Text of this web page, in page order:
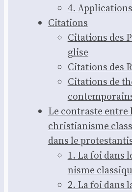
4.
Cita­tions
Cita­tions des
glise
Cita­tions des
Cita­tions de
Le contraste entre
chris­tia­nisme
dans le
1. La foi dans
nisme
2. La foi dans